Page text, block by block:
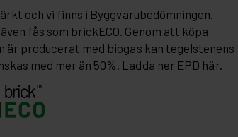
och vi finns i Byggvarubedömningen.
fås som brickECO. Genom att köpa
är producerat med biogas kan tegelstenens
med mer än 50%. Ladda ner EPD här.